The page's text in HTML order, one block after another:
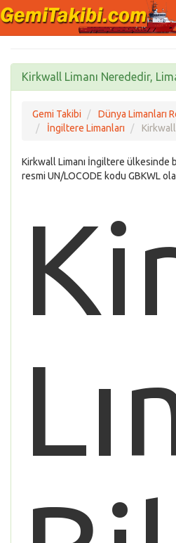
Kirkwall Limanı Nerededir,
Gemi Takibi
Dünya Limanları
İngiltere Limanları
Kirkwall Limanı İngiltere ülkesinde
resmi UN/LOCODE kodu GBKWL